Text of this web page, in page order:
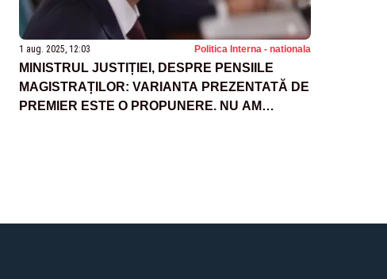
1 aug. 2025, 12:03 Politica Interna - nationala
MINISTRUL JUSTIȚIEI, DESPRE PENSIILE
MAGISTRAȚILOR: VARIANTA PREZENTATĂ DE
PREMIER ESTE O PROPUNERE. NU AM